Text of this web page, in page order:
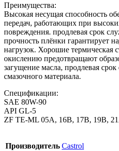
Преимущества:
Высокая несущая способность
передач, работающих при
повреждения. продлевая срок
прочность плёнки гарантирует
нагрузок. Хорошие термическая
окислению предотвращают
загущение масла, продлевая
смазочного материала.
Спецификации:
SAE 80W-90
API GL-5
ZF TE-ML 05A, 16B, 17B, 19B,
Производитель Castrol